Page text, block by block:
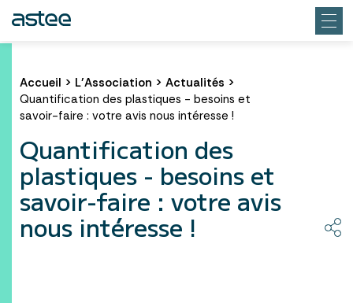
Accueil > L’Association > Actualités >
Quantification des plastiques - besoins et
savoir-faire : votre avis nous intéresse !
Quantification des
plastiques - besoins et
savoir-faire : votre avis
nous intéresse !